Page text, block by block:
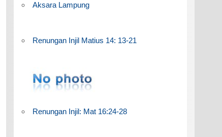
Aksara Lampung
Renungan Injil Matius 14: 13-21
Renungan Injil: Mat 16:24-28